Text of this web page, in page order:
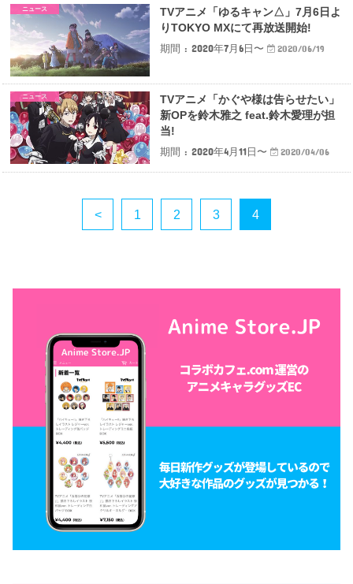
ニュース
TVアニメ「ゆるキャン△」7月6日よ
りTOKYO MXにて再放送開始!
期間 : 2020年7月6日〜
2020/06/19
ニュース
TVアニメ「かぐや様は告らせたい」
新OPを鈴木雅之 feat.鈴木愛理が担
当!
期間 : 2020年4月11日〜
2020/04/06
< 1 2 3 4